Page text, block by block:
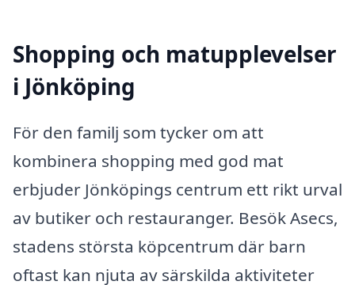
Shopping och matupplevelser
i Jönköping
För den familj som tycker om att
kombinera shopping med god mat
erbjuder Jönköpings centrum ett rikt urval
av butiker och restauranger. Besök Asecs,
stadens största köpcentrum där barn
oftast kan njuta av särskilda aktiviteter